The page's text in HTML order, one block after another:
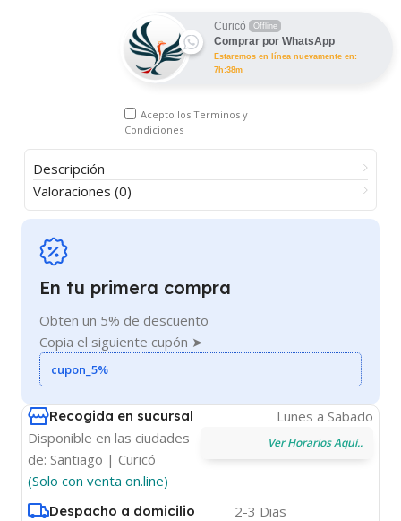
Curicó Offline
Comprar por WhatsApp
Estaremos en línea nuevamente en:
7h:38m
Acepto losTerminos y
Condiciones
Descripción
Valoraciones (0)
En tu primera compra
Obten un 5% de descuento
Copia el siguiente cupón ➤
cupon_5%
Recogida en sucursal
Disponible en las ciudades
de: Santiago | Curicó
(Solo con venta on.line)
Ver Horarios Aqui..
Lunes a Sabado
Despacho a domicilio 2-3 Dias